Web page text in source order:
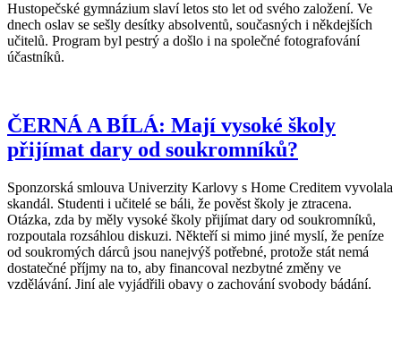
Hustopečské gymnázium slaví letos sto let od svého založení. Ve
dnech oslav se sešly desítky absolventů, současných i někdejších
učitelů. Program byl pestrý a došlo i na společné fotografování
účastníků.
ČERNÁ A BÍLÁ: Mají vysoké školy
přijímat dary od soukromníků?
Sponzorská smlouva Univerzity Karlovy s Home Creditem vyvolala
skandál. Studenti i učitelé se báli, že pověst školy je ztracena.
Otázka, zda by měly vysoké školy přijímat dary od soukromníků,
rozpoutala rozsáhlou diskuzi. Někteří si mimo jiné myslí, že peníze
od soukromých dárců jsou nanejvýš potřebné, protože stát nemá
dostatečné příjmy na to, aby financoval nezbytné změny ve
vzdělávání. Jiní ale vyjádřili obavy o zachování svobody bádání.